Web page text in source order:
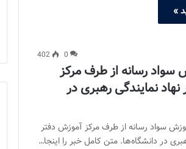
»
0
402
سواد رسانه از طرف مرکز
نمایندگی رهبری در
سواد رسانه از طرف مرکز آموزش دفتر
در دانشگاه‌ها. متن کامل خبر را اینجا…